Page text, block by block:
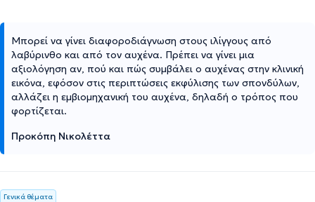
Μπορεί να γίνει διαφοροδιάγνωση στους ιλίγγους από
λαβύρινθο και από τον αυχένα. Πρέπει να γίνει μια
αξιολόγηση αν, πού και πώς συμβάλει ο αυχένας στην κλινική
εικόνα, εφόσον στις περιπτώσεις εκφύλισης των σπονδύλων,
αλλάζει η εμβιομηχανική του αυχένα, δηλαδή ο τρόπος που
φορτίζεται.
Προκόπη Νικολέττα
Γενικά θέματα